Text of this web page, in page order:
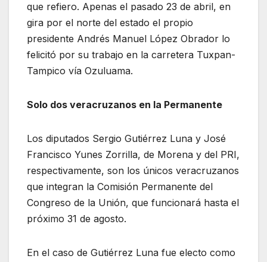
que refiero. Apenas el pasado 23 de abril, en
gira por el norte del estado el propio
presidente Andrés Manuel López Obrador lo
felicitó por su trabajo en la carretera Tuxpan-
Tampico vía Ozuluama.
Solo dos veracruzanos en la Permanente
Los diputados Sergio Gutiérrez Luna y José
Francisco Yunes Zorrilla, de Morena y del PRI,
respectivamente, son los únicos veracruzanos
que integran la Comisión Permanente del
Congreso de la Unión, que funcionará hasta el
próximo 31 de agosto.
En el caso de Gutiérrez Luna fue electo como